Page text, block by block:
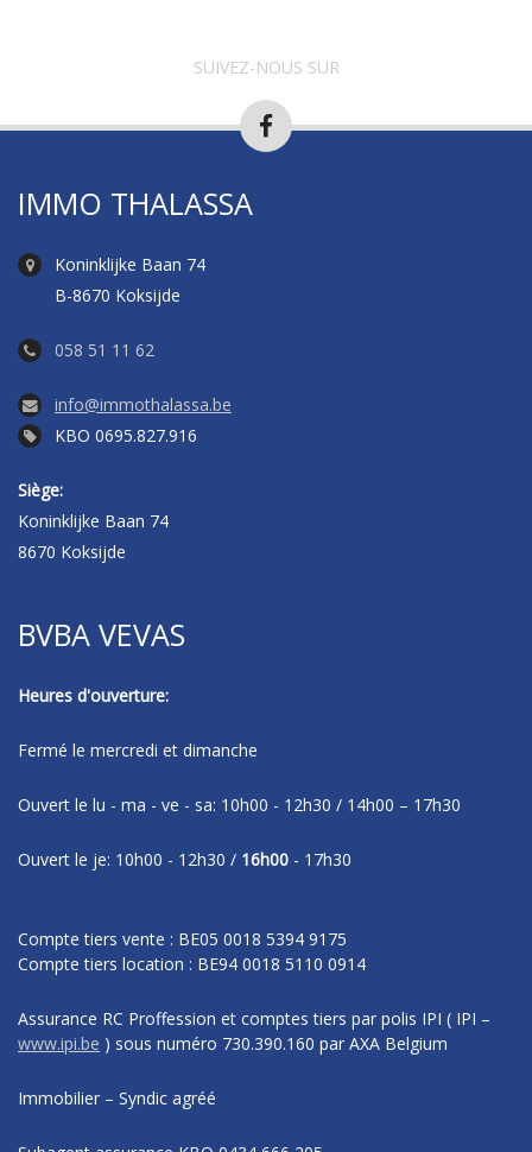
SUIVEZ-NOUS SUR
IMMO THALASSA
Koninklijke Baan 74
B-8670 Koksijde
058 51 11 62
info@immothalassa.be
KBO 0695.827.916
Siège:
Koninklijke Baan 74
8670 Koksijde
BVBA VEVAS
Heures d'ouverture:
Fermé le mercredi et dimanche
Ouvert le lu - ma - ve - sa: 10h00 - 12h30 / 14h00 – 17h30
Ouvert le je: 10h00 - 12h30 / 16h00 - 17h30
Compte tiers vente : BE05 0018 5394 9175
Compte tiers location : BE94 0018 5110 0914
Assurance RC Proffession et comptes tiers par polis IPI ( IPI –
www.ipi.be ) sous numéro 730.390.160 par AXA Belgium
Immobilier – Syndic agréé